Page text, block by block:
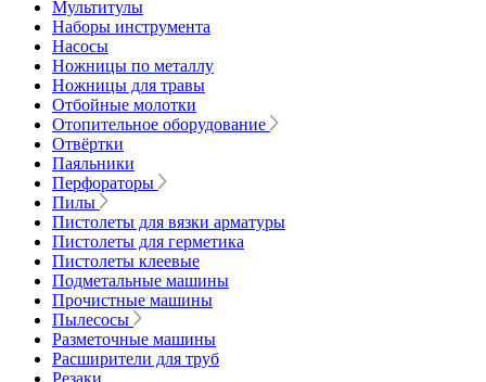
Мультитулы
Наборы инструмента
Насосы
Ножницы по металлу
Ножницы для травы
Отбойные молотки
Отопительное оборудование
Отвёртки
Паяльники
Перфораторы
Пилы
Пистолеты для вязки арматуры
Пистолеты для герметика
Пистолеты клеевые
Подметальные машины
Прочистные машины
Пылесосы
Разметочные машины
Расширители для труб
Резаки